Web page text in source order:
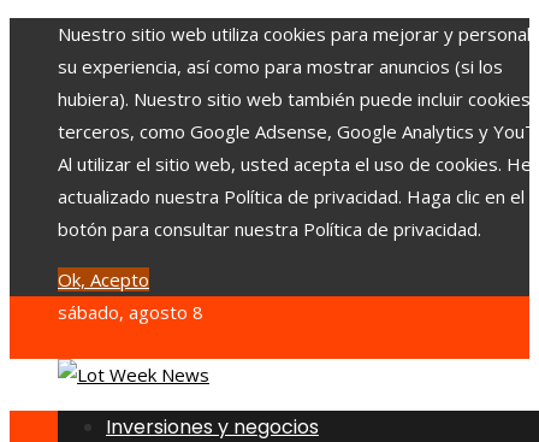
Nuestro sitio web utiliza cookies para mejorar y
su experiencia, así como para mostrar anuncios (si los
hubiera). Nuestro sitio web también puede incluir cookies
terceros, como Google Adsense, Google Analytics y
Al utilizar el sitio web, usted acepta el uso de cookies.
actualizado nuestra Política de privacidad. Haga clic en el
botón para consultar nuestra Política de privacidad.
Ok, Acepto
sábado, agosto 8
Inversiones y negocios